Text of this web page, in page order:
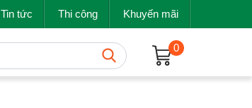
Tin tức Thi công Khuyến mãi
0